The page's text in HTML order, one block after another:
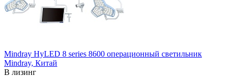
Mindray HyLED 8 series 8600 операционный светильник
Mindray, Китай
В лизинг